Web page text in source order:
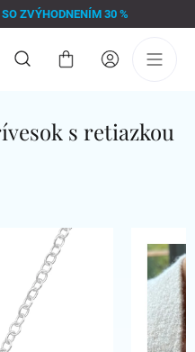
ZVÝHODNENÍM 30 %
Nákupný
s retiazkou